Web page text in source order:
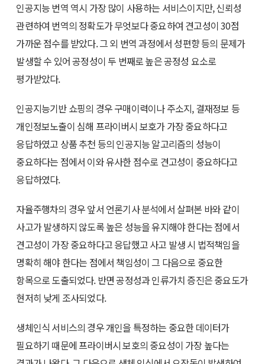
인공지능 번역 역시 가장 많이 사용하는 서비스이지만, 신뢰성
관련하여 번역의 정확도가 무엇보다 중요하여 견고성이 30점
가까운 점수를 받았다. 그 외 번역 과정에서 성편향 등의 문제가
발생할 수 있어 공정성이 두 번째로 높은 공정성 요소로
평가받았다.
인공지능기반 쇼핑의 경우 구매이력이나 주소지, 결재정보 등
개인정보노출이 심해 프라이버시 보호가 가장 중요하다고
응답하였고 상품 추천 등의 인공지능 알고리즘의 성능이
중요하다는 점에서 이와 유사한 점수로 견고성이 중요하다고
응답하였다.
자율주행차의 경우 앞서 언론기사 분석에서 살펴본 바와 같이
사고가 발생하지 않도록 높은 성능을 유지해야 한다는 점에서
견고성이 가장 중요하다고 응답했고 사고 발생 시 법적책임을
명확히 해야 한다는 점에서 책임성이 그 다음으로 중요한
항목으로 도출되었다. 반면 공정성과 인류가치 증진은 중요도가
현저히 낮게 조사되었다.
생체인식 서비스의 경우 개인을 특정하는 중요한 데이터가
필요하기 때문에 프라이버시 보호의 중요성이 가장 높다는